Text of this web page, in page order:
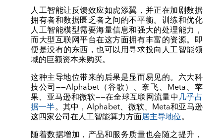
人工智能让反馈效应如虎添翼，并正在加剧数据
拥有者和数据匮乏者之间的不平衡。训练和优化
人工智能模型需要海量信息和强大的处理能力，
而大型互联网平台在这方面拥有丰富的资源。即
便是没有的东西，也可以用寻求投向人工智能领
域的巨额资本来购买。
这种主导地位带来的后果是显而易见的。六大科
技公司——Alphabet（谷歌）、奈飞、Meta、苹
果、亚马逊和微软——在全球互联网流量中几乎占
据一半。其中，Alphabet、微软、Meta和亚马逊
这四家公司在人工智能算力方面居主导地位。
随着数据增加，产品和服务质量也会随之提升，